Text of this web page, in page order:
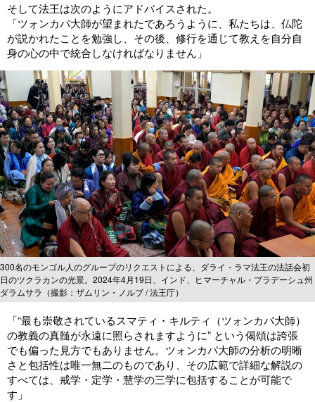
そして法王は次のようにアドバイスされた。
「ツォンカパ大師が望まれたであろうように、私たちは、仏陀
が説かれたことを勉強し、その後、修行を通じて教えを自分自
身の心の中で統合しなければなりません」
300名のモンゴル人のグループのリクエストによる、ダライ・ラマ法王の法話会初
日のツクラカンの光景。2024年4月19日、インド、ヒマーチャル・プラデーシュ州
ダラムサラ（撮影：ザムリン・ノルブ / 法王庁）
「“最も崇敬されているスマティ・キルティ（ツォンカパ大師）
の教義の真髄が永遠に照らされますように” という偈頌は誇張
でも偏った見方でもありません。ツォンカパ大師の分析の明晰
さと包括性は唯一無二のものであり、その広範で詳細な解説の
すべては、戒学・定学・慧学の三学に包括することが可能で
す」